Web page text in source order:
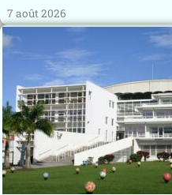
7 août 2026